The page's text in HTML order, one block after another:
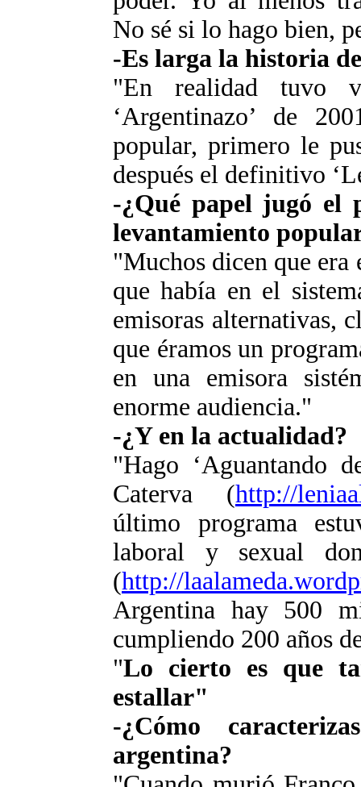
No sé si lo hago bien,
-Es larga la historia
"En realidad tuvo
‘Argentinazo’ de
popular, primero le
después el definitivo
-¿Qué papel jugó el
levantamiento
"Muchos dicen que
que había en el
emisoras alternativas,
que éramos un
en una emisora
enorme audiencia."
-¿Y en la actualidad?
"Hago ‘Aguantando
Caterva (http://
último programa
laboral y sexual
(http://
Argentina hay 500
cumpliendo 200 años
"Lo cierto es que
estallar"
-¿Cómo
argentina?